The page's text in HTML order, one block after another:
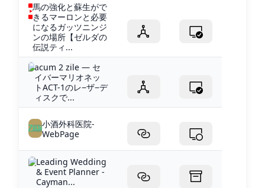
馬の強化と蘇生がで
きるマーロンと必要
になるガッツニンジ
ンの場所【ゼルダの
伝説ティ...
acum 2 zile — セ
イバーマリオネッ
トACT-1のレ−ザ−デ
ィスクで...
小酒外科医院-
WebPage
Leading Wedding
& Event Planner -
Cayman...